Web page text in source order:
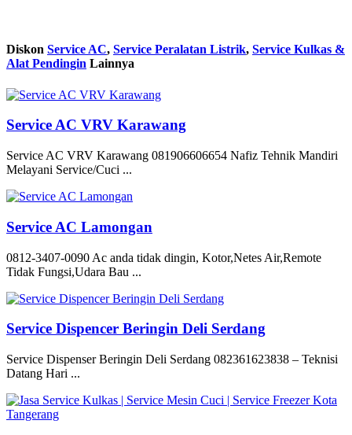
Diskon Service AC, Service Peralatan Listrik, Service Kulkas &
Alat Pendingin Lainnya
Service AC VRV Karawang
Service AC VRV Karawang 081906606654 Nafiz Tehnik Mandiri
Melayani Service/Cuci ...
Service AC Lamongan
0812-3407-0090 Ac anda tidak dingin, Kotor,Netes Air,Remote
Tidak Fungsi,Udara Bau ...
Service Dispencer Beringin Deli Serdang
Service Dispenser Beringin Deli Serdang 082361623838 – Teknisi
Datang Hari ...